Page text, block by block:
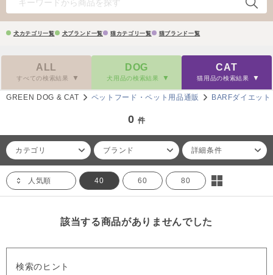
犬カテゴリ一覧 犬ブランド一覧 猫カテゴリ一覧 猫ブランド一覧
ALL
すべての検索結果
DOG
犬用品の検索結果
CAT
猫用品の検索結果
GREEN DOG & CAT ペットフード・ペット用品通販 BARFダイエット
0 件
カテゴリ ブランド 詳細条件
人気順 40 60 80
該当する商品がありませんでした
検索のヒント